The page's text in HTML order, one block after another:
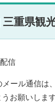
重県観
信
ール通信は
お願いします